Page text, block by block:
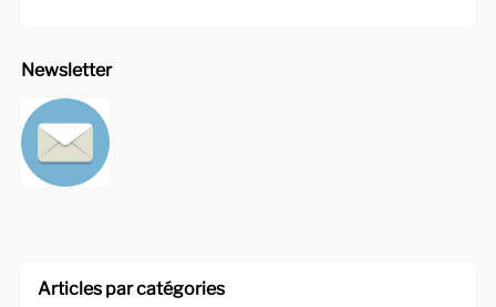
Newsletter
Articles par catégories